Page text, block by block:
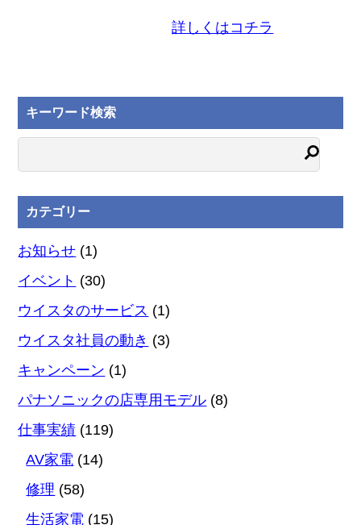
詳しくはコチラ
キーワード検索
カテゴリー
お知らせ (1)
イベント (30)
ウイスタのサービス (1)
ウイスタ社員の動き (3)
キャンペーン (1)
パナソニックの店専用モデル (8)
仕事実績 (119)
AV家電 (14)
修理 (58)
生活家電 (15)